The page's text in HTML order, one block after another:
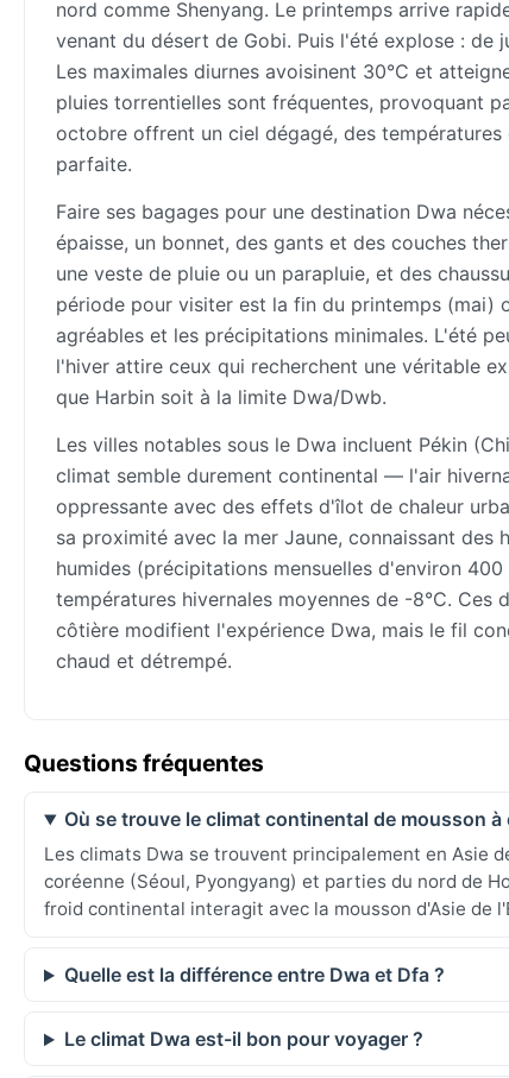
nord comme Shenyang. Le printemps arrive
venant du désert de Gobi. Puis l'été explose : de
Les maximales diurnes avoisinent 30°C et
pluies torrentielles sont fréquentes, provoquant
octobre offrent un ciel dégagé, des
parfaite.
Faire ses bagages pour une destination Dwa
épaisse, un bonnet, des gants et des couches
une veste de pluie ou un parapluie, et des
période pour visiter est la fin du printemps (mai)
agréables et les précipitations minimales. L'été
l'hiver attire ceux qui recherchent une véritable
que Harbin soit à la limite Dwa/Dwb.
Les villes notables sous le Dwa incluent Pékin
climat semble durement continental — l'air
oppressante avec des effets d'îlot de chaleur
sa proximité avec la mer Jaune, connaissant
humides (précipitations mensuelles d'environ
températures hivernales moyennes de -8°C.
côtière modifient l'expérience Dwa, mais le fil
chaud et détrempé.
Questions fréquentes
Où se trouve le climat continental de mousson à
Les climats Dwa se trouvent principalement en Asie
coréenne (Séoul, Pyongyang) et parties du nord de
froid continental interagit avec la mousson d'Asie de
Quelle est la différence entre Dwa et Dfa ?
Le climat Dwa est-il bon pour voyager ?